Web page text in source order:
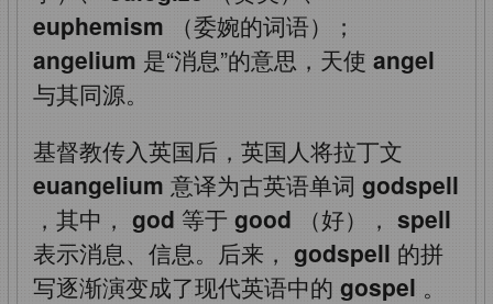
euphemism
（委婉的词语）；
angelium 是“消息”的意思，天使 angel
与其同源。
基督教传入英国后，英国人将拉丁文
euangelium 意译为古英语单词 godspell
，其中， god 等于 good （好）， spell
表示消息、信息。后来， godspell 的拼
写逐渐演变成了现代英语中的 gospel 。